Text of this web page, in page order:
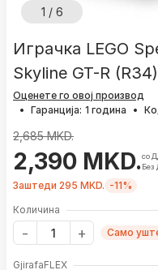
1 / 6
Играчка LEGO
Skyline GT-R
Оценете го овој производ
• Гаранција: 1 година •
2,685 MKD.
2,390 MKD.со
Без
Заштеди 295 MKD. -11%
Количина
Само
GjirafaFLEX